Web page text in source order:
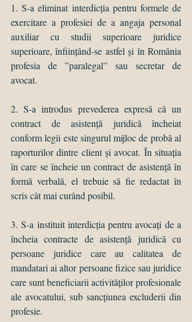
1. S-a eliminat interdicția pentru formele de
exercitare a profesiei de a angaja personal
auxiliar cu studii superioare juridice
superioare, înființând-se astfel și în România
profesia de ”paralegal” sau secretar de
avocat.
2. S-a introdus prevederea expresă că un
contract de asistență juridică încheiat
conform legii este singurul mijloc de probă al
raporturilor dintre client și avocat. În situația
în care se încheie un contract de asistență în
formă verbală, el trebuie să fie redactat în
scris cât mai curând posibil.
3. S-a instituit interdicția pentru avocați de a
încheia contracte de asistență juridică cu
persoane juridice care au calitatea de
mandatari ai altor persoane fizice sau juridice
care sunt beneficiarii activităților profesionale
ale avocatului, sub sancțiunea excluderii din
profesie.